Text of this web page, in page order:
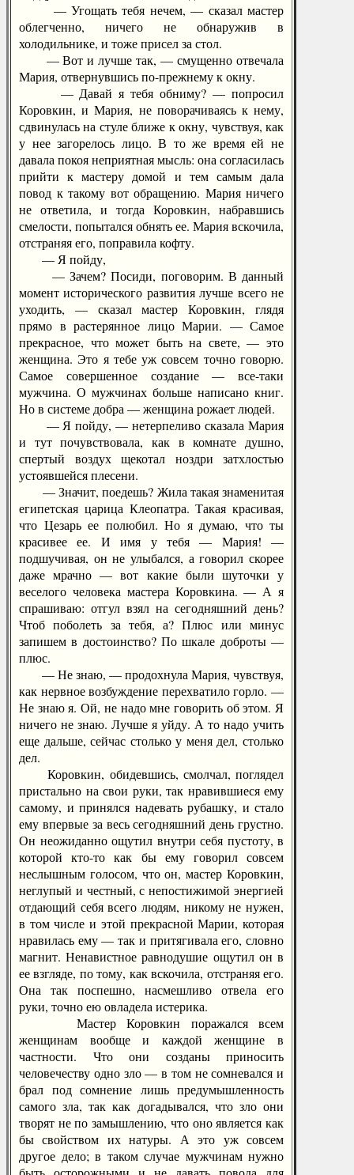
— Угощать тебя нечем, — сказал мастер
облегченно, ничего не обнаружив в
холодильнике, и тоже присел за стол.
— Вот и лучше так, — смущенно отвечала
Мария, отвернувшись по-прежнему к окну.
— Давай я тебя обниму? — попросил
Коровкин, и Мария, не поворачиваясь к нему,
сдвинулась на стуле ближе к окну, чувствуя, как
у нее загорелось лицо. В то же время ей не
давала покоя неприятная мысль: она согласилась
прийти к мастеру домой и тем самым дала
повод к такому вот обращению. Мария ничего
не ответила, и тогда Коровкин, набравшись
смелости, попытался обнять ее. Мария вскочила,
отстраняя его, поправила кофту.
— Я пойду,
— Зачем? Посиди, поговорим. В данный
момент исторического развития лучше всего не
уходить, — сказал мастер Коровкин, глядя
прямо в растерянное лицо Марии. — Самое
прекрасное, что может быть на свете, — это
женщина. Это я тебе уж совсем точно говорю.
Самое совершенное создание — все-таки
мужчина. О мужчинах больше написано книг.
Но в системе добра — женщина рожает людей.
— Я пойду, — нетерпеливо сказала Мария
и тут почувствовала, как в комнате душно,
спертый воздух щекотал ноздри затхлостью
устоявшейся плесени.
— Значит, поедешь? Жила такая знаменитая
египетская царица Клеопатра. Такая красивая,
что Цезарь ее полюбил. Но я думаю, что ты
красивее ее. И имя у тебя — Мария! —
подшучивая, он не улыбался, а говорил скорее
даже мрачно — вот какие были шуточки у
веселого человека мастера Коровкина. — А я
спрашиваю: отгул взял на сегодняшний день?
Чтоб поболеть за тебя, а? Плюс или минус
запишем в достоинство? По шкале доброты —
плюс.
— Не знаю, — продохнула Мария, чувствуя,
как нервное возбуждение перехватило горло. —
Не знаю я. Ой, не надо мне говорить об этом. Я
ничего не знаю. Лучше я уйду. А то надо учить
еще дальше, сейчас столько у меня дел, столько
дел.
Коровкин, обидевшись, смолчал, поглядел
пристально на свои руки, так нравившиеся ему
самому, и принялся надевать рубашку, и стало
ему впервые за весь сегодняшний день грустно.
Он неожиданно ощутил внутри себя пустоту, в
которой кто-то как бы ему говорил совсем
неслышным голосом, что он, мастер Коровкин,
неглупый и честный, с непостижимой энергией
отдающий себя всего людям, никому не нужен,
в том числе и этой прекрасной Марии, которая
нравилась ему — так и притягивала его, словно
магнит. Ненавистное равнодушие ощутил он в
ее взгляде, по тому, как вскочила, отстраняя его.
Она так поспешно, насмешливо отвела его
руки, точно ею овладела истерика.
Мастер Коровкин поражался всем
женщинам вообще и каждой женщине в
частности. Что они созданы приносить
человечеству одно зло — в том не сомневался и
брал под сомнение лишь предумышленность
самого зла, так как догадывался, что зло они
творят не по замышлению, что оно является как
бы свойством их натуры. А это уж совсем
другое дело; в таком случае мужчинам нужно